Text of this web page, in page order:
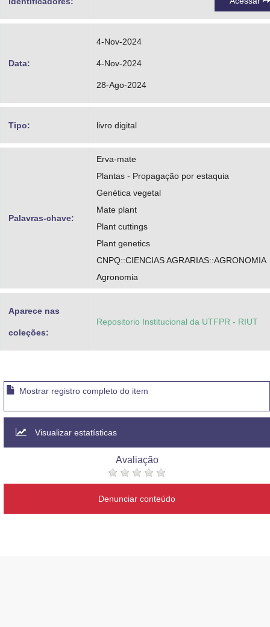
Data:
4-Nov-2024
4-Nov-2024
28-Ago-2024
Tipo: livro digital
Palavras-chave:
Erva-mate
Plantas - Propagação por estaquia
Genética vegetal
Mate plant
Plant cuttings
Plant genetics
CNPQ::CIENCIAS AGRARIAS::AGRONOMIA
Agronomia
Aparece nas
coleções:
Repositorio Institucional da UTFPR - RIUT
Mostrar registro completo do item
Visualizar estatísticas
Avaliação
Denunciar conteúdo